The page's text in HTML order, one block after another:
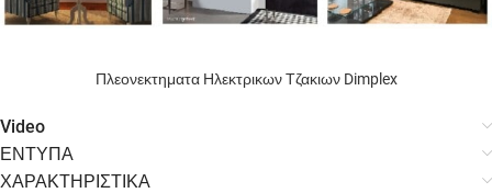
Πλεονεκτηματα Ηλεκτρικων Τζακιων Dimplex
Video
ΕΝΤΥΠΑ
ΧΑΡΑΚΤΗΡΙΣΤΙΚΑ